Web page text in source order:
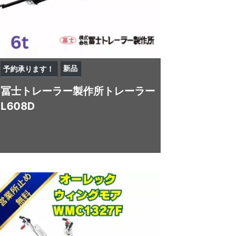
予約承ります！ 新品
冨士トレーラー製作所トレーラー
L608D